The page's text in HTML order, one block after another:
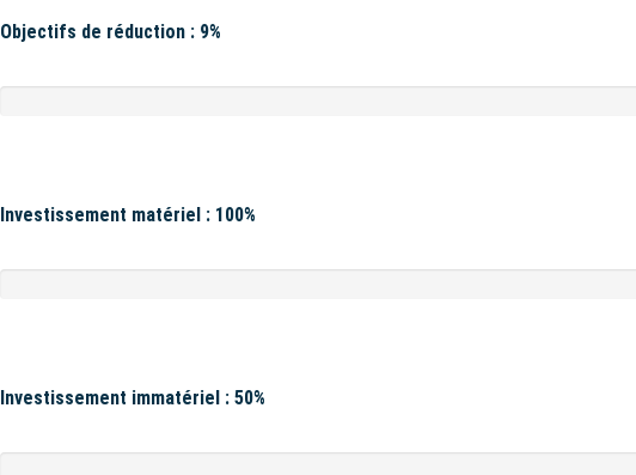
Objectifs de réduction : 9%
Investissement matériel : 100%
Investissement immatériel : 50%